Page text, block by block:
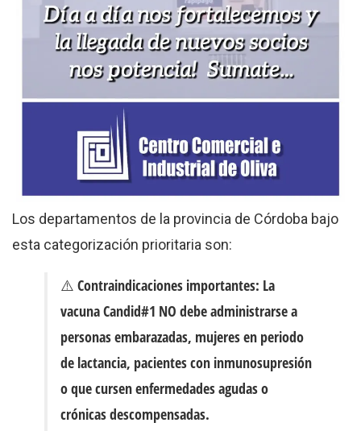
Los departamentos de la provincia de Córdoba bajo
esta categorización prioritaria son:
⚠️ Contraindicaciones importantes: La
vacuna Candid#1 NO debe administrarse a
personas embarazadas, mujeres en periodo
de lactancia, pacientes con inmunosupresión
o que cursen enfermedades agudas o
crónicas descompensadas.